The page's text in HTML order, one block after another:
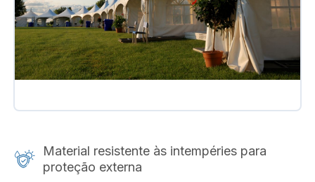
Material resistente às intempéries para
proteção externa